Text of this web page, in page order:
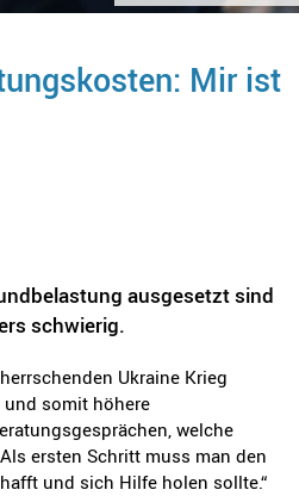
Mir ist
ausgesetzt sind
schwierig.
Ukraine Krieg
somit höhere
welche
ersten Schritt muss man den
und sich Hilfe holen sollte.“